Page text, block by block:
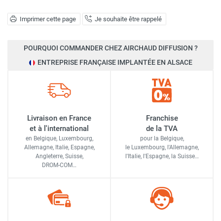
Imprimer cette page Je souhaite être rappelé
POURQUOI COMMANDER CHEZ AIRCHAUD DIFFUSION ?
ENTREPRISE FRANÇAISE IMPLANTÉE EN ALSACE
Livraison en France
et à l'international
en Belgique, Luxembourg,
Allemagne, Italie, Espagne,
Angleterre, Suisse,
DROM-COM…
Franchise
de la TVA
pour la Belgique,
le Luxembourg, l'Allemagne,
l'Italie, l'Espagne, la Suisse…